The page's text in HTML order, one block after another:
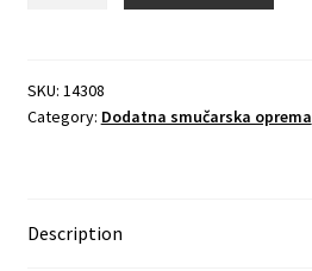
SKU: 14308
Category: Dodatna smučarska oprema
Description